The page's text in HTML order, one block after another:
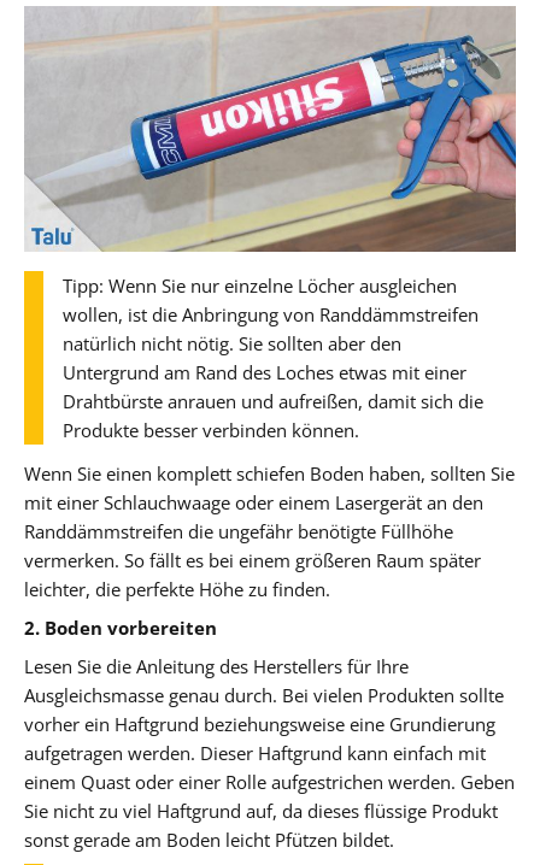
Tipp: Wenn Sie nur einzelne Löcher ausgleichen
wollen, ist die Anbringung von Randdämmstreifen
natürlich nicht nötig. Sie sollten aber den
Untergrund am Rand des Loches etwas mit einer
Drahtbürste anrauen und aufreißen, damit sich die
Produkte besser verbinden können.
Wenn Sie einen komplett schiefen Boden haben, sollten Sie
mit einer Schlauchwaage oder einem Lasergerät an den
Randdämmstreifen die ungefähr benötigte Füllhöhe
vermerken. So fällt es bei einem größeren Raum später
leichter, die perfekte Höhe zu finden.
2. Boden vorbereiten
Lesen Sie die Anleitung des Herstellers für Ihre
Ausgleichsmasse genau durch. Bei vielen Produkten sollte
vorher ein Haftgrund beziehungsweise eine Grundierung
aufgetragen werden. Dieser Haftgrund kann einfach mit
einem Quast oder einer Rolle aufgestrichen werden. Geben
Sie nicht zu viel Haftgrund auf, da dieses flüssige Produkt
sonst gerade am Boden leicht Pfützen bildet.